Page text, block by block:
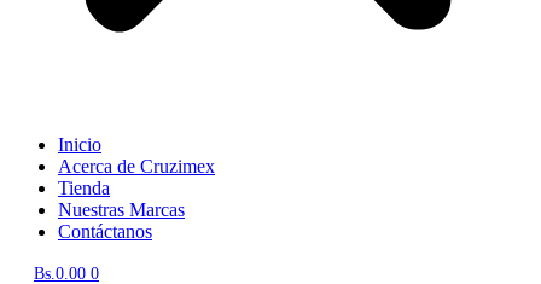
Inicio
Acerca de Cruzimex
Tienda
Nuestras Marcas
Contáctanos
Bs.0.00 0